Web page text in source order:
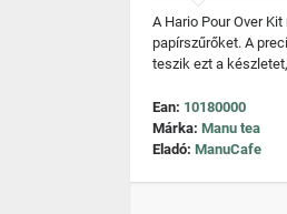
A Hario Pour Over
papírszűrőket. A
teszik ezt a
Ean: 10180000
Márka: Manu tea
Eladó: ManuCafe